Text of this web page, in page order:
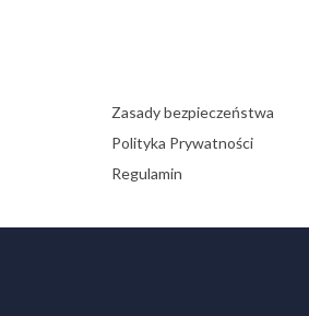
Zasady bezpieczeństwa
Polityka Prywatności
Regulamin